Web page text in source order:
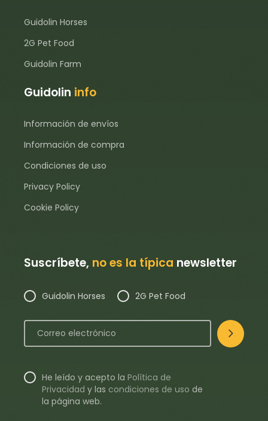
Guidolin Horses
2G Pet Food
Guidolin Farm
Guidolin info
Información de envíos
Información de compra
Condiciones de uso
Privacy Policy
Cookie Policy
Suscríbete, no es la típica newsletter
Guidolin Horses 2G Pet Food
He leído y acepto laPolítica de
Privacidad ylas condiciones de uso de
la página web.